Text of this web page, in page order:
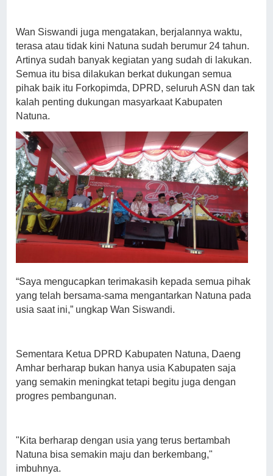
Wan Siswandi juga mengatakan, berjalannya waktu,
terasa atau tidak kini Natuna sudah berumur 24 tahun.
Artinya sudah banyak kegiatan yang sudah di lakukan.
Semua itu bisa dilakukan berkat dukungan semua
pihak baik itu Forkopimda, DPRD, seluruh ASN dan tak
kalah penting dukungan masyarkaat Kabupaten
Natuna.
“Saya mengucapkan terimakasih kepada semua pihak
yang telah bersama-sama mengantarkan Natuna pada
usia saat ini,” ungkap Wan Siswandi.
Sementara Ketua DPRD Kabupaten Natuna, Daeng
Amhar berharap bukan hanya usia Kabupaten saja
yang semakin meningkat tetapi begitu juga dengan
progres pembangunan.
"Kita berharap dengan usia yang terus bertambah
Natuna bisa semakin maju dan berkembang,"
imbuhnya.